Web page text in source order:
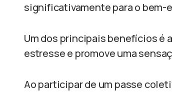
significativamente para o
Um dos principais benefícios é
estresse e promove uma
Ao participar de um passe